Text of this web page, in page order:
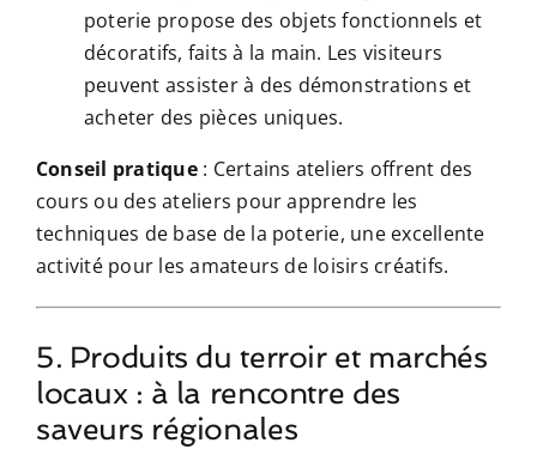
poterie propose des objets fonctionnels et
décoratifs, faits à la main. Les visiteurs
peuvent assister à des démonstrations et
acheter des pièces uniques.
Conseil pratique: Certains ateliers offrent des
cours ou des ateliers pour apprendre les
techniques de base de la poterie, une excellente
activité pour les amateurs de loisirs créatifs.
5. Produits du terroir et marchés
locaux : à la rencontre des
saveurs régionales